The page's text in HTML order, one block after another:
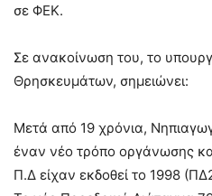
σε ΦΕΚ.
Σε ανακοίνωση του, το
Θρησκευμάτων, σημειώνει:
Μετά από 19 χρόνια,
έναν νέο τρόπο οργάνωσης
Π.Δ είχαν εκδοθεί το 1998